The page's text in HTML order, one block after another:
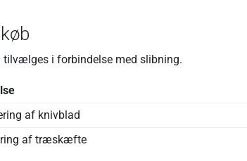
tilvælges i forbindelse med slibning.
af knivblad
af træskæfte